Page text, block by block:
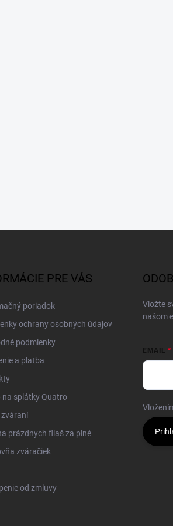
PRE VÁS
poriadok
ochrany osobných údajov
podmienky
a platba
na splátky Quatro
zváraní
prázdnych fliaš za plné
zváračiek
od zmluvy
Vložte
našom
EMAIL